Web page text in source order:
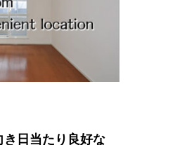
日当たり良好な